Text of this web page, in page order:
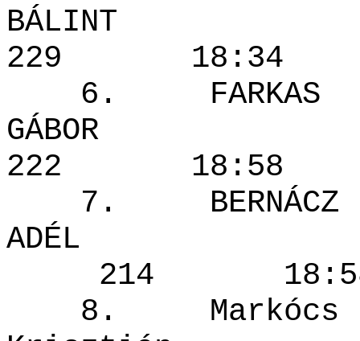
229
6. FARKAS
222
7. BERNÁCZ
ADÉL
214
8. Markócs